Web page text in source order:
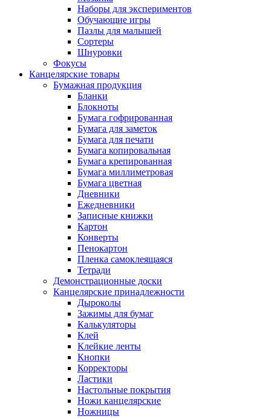
Наборы для экспериментов
Обучающие игры
Пазлы для малышей
Сортеры
Шнуровки
Фокусы
Канцелярские товары
Бумажная продукция
Бланки
Блокноты
Бумага гофрированная
Бумага для заметок
Бумага для печати
Бумага копировальная
Бумага крепированная
Бумага миллиметровая
Бумага цветная
Дневники
Ежедневники
Записные книжки
Картон
Конверты
Пенокартон
Пленка самоклеящаяся
Тетради
Демонстрационные доски
Канцелярские принадлежности
Дыроколы
Зажимы для бумаг
Калькуляторы
Клей
Клейкие ленты
Кнопки
Корректоры
Ластики
Настольные покрытия
Ножи канцелярские
Ножницы